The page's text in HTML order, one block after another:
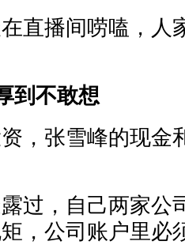
直播间唠嗑，人
到不敢想
，张雪峰的现金
过，自己两家公
，公司账户里必